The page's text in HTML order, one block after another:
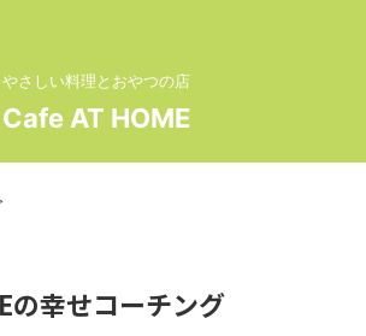
やさしい料理とおやつの店
Cafe AT HOME
の幸せコーチング